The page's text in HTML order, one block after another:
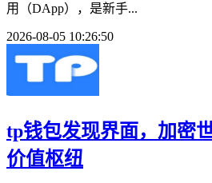
用（DApp），是新手...
2026-08-05 10:26:50
tp钱包发现界面，加密
价值枢纽